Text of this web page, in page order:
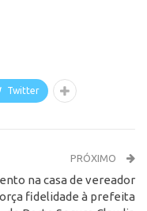
Twitter
PRÓXIMO
na casa de vereador
fidelidade à prefeita